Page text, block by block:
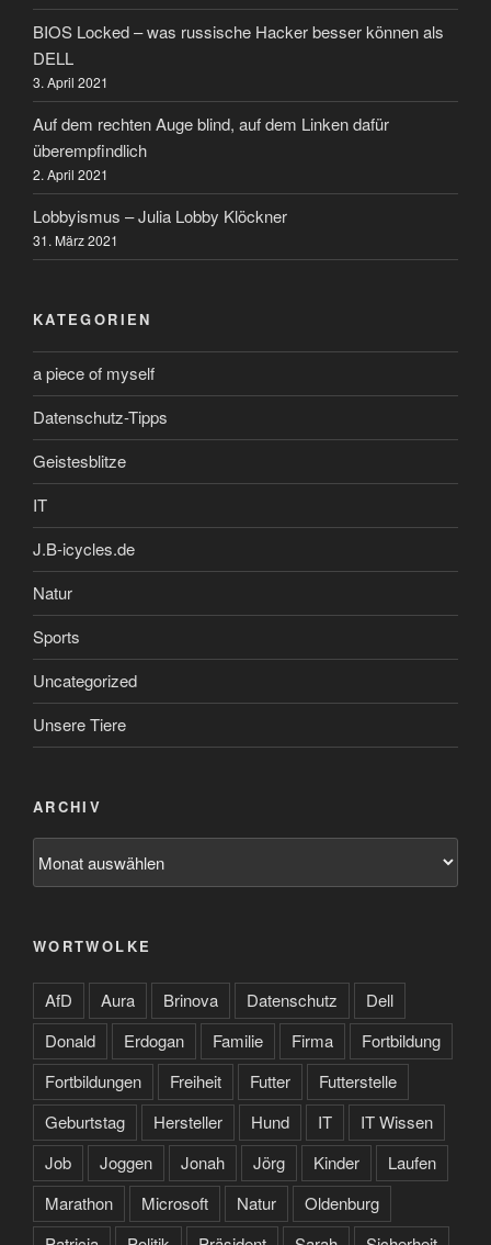
BIOS Locked – was russische Hacker besser können als
DELL
3. April 2021
Auf dem rechten Auge blind, auf dem Linken dafür
überempfindlich
2. April 2021
Lobbyismus – Julia Lobby Klöckner
31. März 2021
KATEGORIEN
a piece of myself
Datenschutz-Tipps
Geistesblitze
IT
J.B-icycles.de
Natur
Sports
Uncategorized
Unsere Tiere
ARCHIV
WORTWOLKE
AfD Aura Brinova Datenschutz
Dell
Donald
Erdogan Familie Firma
Fortbildung
Fortbildungen
Freiheit Futter
Futterstelle
Geburtstag
Hersteller Hund IT
IT Wissen
Job
Joggen Jonah Jörg Kinder
Laufen
Marathon
Microsoft Natur
Oldenburg